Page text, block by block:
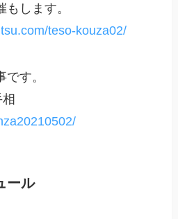
します。
teso-kouza02/
す。
ール